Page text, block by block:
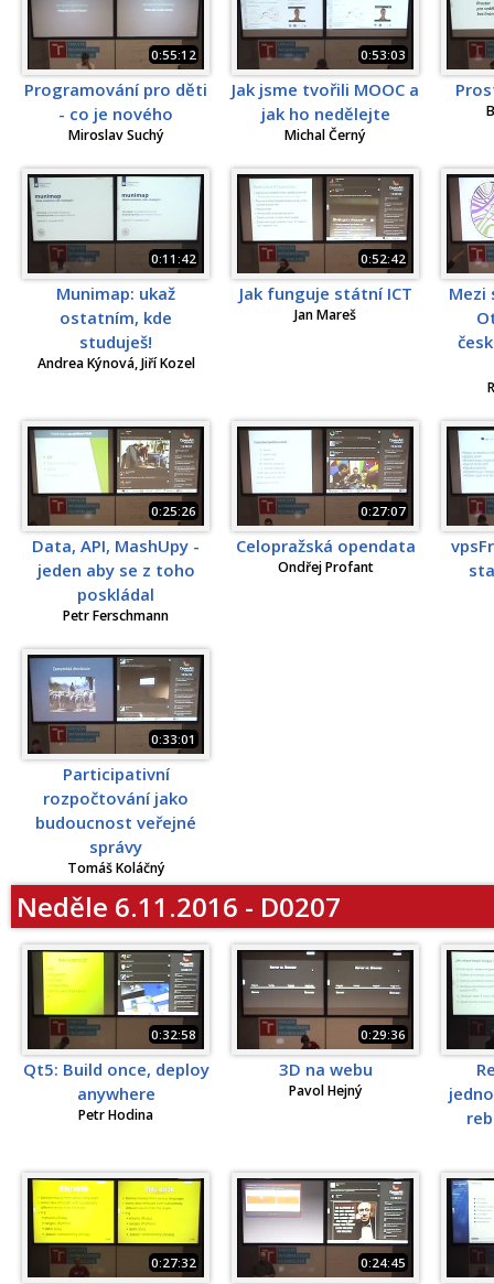
0:55:12
Programování pro děti
- co je nového
Miroslav Suchý
0:53:03
Jak jsme tvořili MOOC a
jak ho nedělejte
Michal Černý
0:11:42
Munimap: ukaž
ostatním, kde
studuješ!
Andrea Kýnová, Jiří Kozel
0:52:42
Jak funguje státní ICT
Jan Mareš
Mezi
0:25:26
Data, API, MashUpy -
jeden aby se z toho
poskládal
Petr Ferschmann
0:27:07
Celopražská opendata
Ondřej Profant
0:33:01
Participativní
rozpočtování jako
budoucnost veřejné
správy
Tomáš Koláčný
Neděle 6.11.2016 - D0207
0:32:58
Qt5: Build once, deploy
anywhere
Petr Hodina
0:29:36
3D na webu
Pavol Hejný
0:27:32 0:24:45